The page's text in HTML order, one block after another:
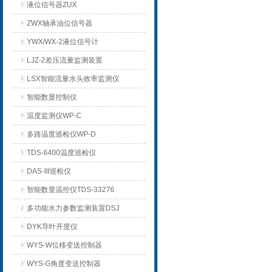
液位信号器ZUX
ZWX轴承油位信号器
YWX/WX-2液位信号计
LJZ-2差压流量监测装置
LSX智能流量水头效率监测仪
智能数显控制仪
温度监测仪WP-C
多路温度巡检仪WP-D
TDS-6400温度巡检仪
DAS-III巡检仪
智能数显温控仪TDS-33276
多功能水力参数监测装置DSJ
DYK导叶开度仪
WYS-W位移变送控制器
WYS-G角度变送控制器